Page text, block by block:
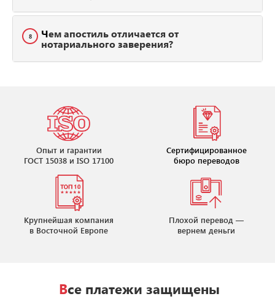
8
Чем апостиль отличается от
нотариального заверения?
Опыт и гарантии
ГОСТ 15038 и ISO 17100
Сертифицированное
бюро переводов
Крупнейшая компания
в Восточной Европе
Плохой перевод —
вернем деньги
Все платежи защищены